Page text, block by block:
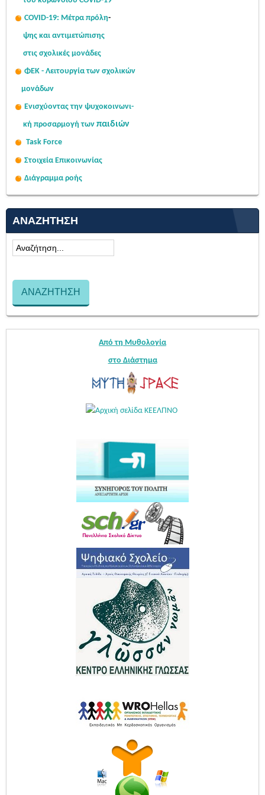
COVID-19: Μέτρα πρόλη-
ψης και αντιμετώπισης
στις σχολικές μονάδες
ΦΕΚ - Λειτουργία των σχολικών
μονάδων
Ενισχύοντας την ψυχοκοινωνι-
κή προσαρμογή των παιδιών
Task Force
Στοιχεία Επικοινωνίας
Διάγραμμα ροής
ΑΝΑΖΉΤΗΣΗ
Από τη Μυθολογία
στο Διάστημα